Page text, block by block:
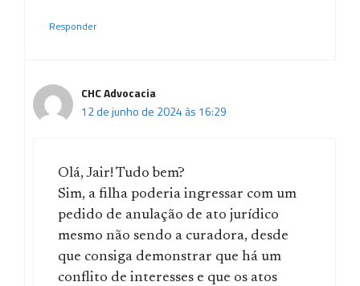
Responder
CHC Advocacia
12 de junho de 2024 às 16:29
Olá, Jair! Tudo bem?
Sim, a filha poderia ingressar com um
pedido de anulação de ato jurídico
mesmo não sendo a curadora, desde
que consiga demonstrar que há um
conflito de interesses e que os atos